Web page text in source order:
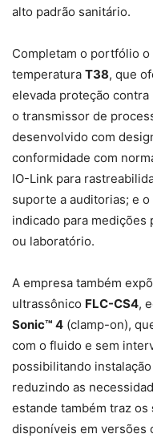
alto padrão sanitário.
Completam o portfólio
temperatura T38, que
elevada proteção
o transmissor de
desenvolvido com
conformidade com
IO-Link para
suporte a auditorias; e
indicado para medições
ou laboratório.
A empresa também
ultrassônico FLC-CS4,
Sonic™ 4 (clamp-on),
com o fluido e sem
possibilitando
reduzindo as
estande também traz os
disponíveis em versões